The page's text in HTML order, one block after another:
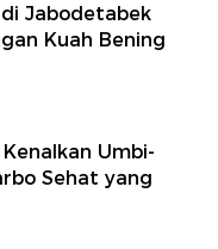
Jabodetabek
Kuah Bening
Umbi-
Sehat yang